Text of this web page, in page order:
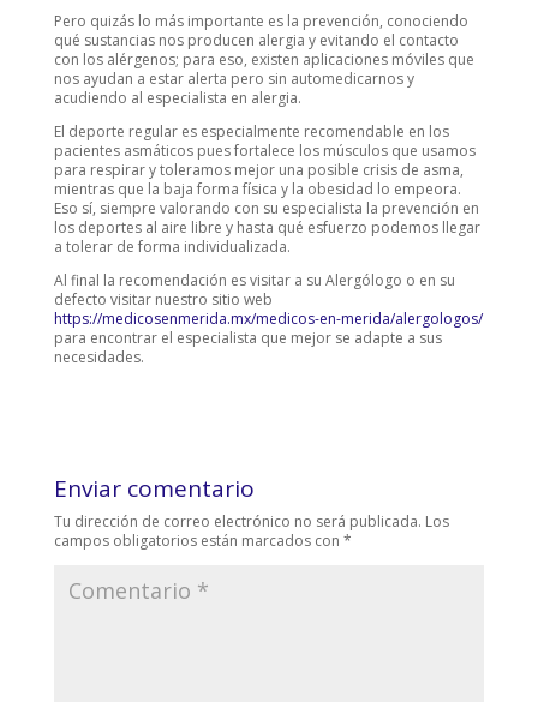
Pero quizás lo más importante es la prevención, conociendo
qué sustancias nos producen alergia y evitando el contacto
con los alérgenos; para eso, existen aplicaciones móviles que
nos ayudan a estar alerta pero sin automedicarnos y
acudiendo al especialista en alergia.
El deporte regular es especialmente recomendable en los
pacientes asmáticos pues fortalece los músculos que usamos
para respirar y toleramos mejor una posible crisis de asma,
mientras que la baja forma física y la obesidad lo empeora.
Eso sí, siempre valorando con su especialista la prevención en
los deportes al aire libre y hasta qué esfuerzo podemos llegar
a tolerar de forma individualizada.
Al final la recomendación es visitar a su Alergólogo o en su
defecto visitar nuestro sitio web
https://medicosenmerida.mx/medicos-en-merida/alergologos/
para encontrar el especialista que mejor se adapte a sus
necesidades.
Enviar comentario
Tu dirección de correo electrónico no será publicada. Los
campos obligatorios están marcados con *